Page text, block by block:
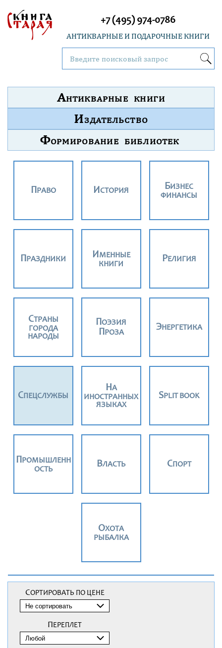
АНТИКВАРНЫЕ И ПОДАРОЧНЫЕ КНИГИ
+7 (495) 974-0786
АНТИКВАРНЫЕ КНИГИ
ИЗДАТЕЛЬСТВО
ФОРМИРОВАНИЕ БИБЛИОТЕК
ПРАВО ИСТОРИЯ БИЗНЕС
ФИНАНСЫ
ПРАЗДНИКИ ИМЕННЫЕ
КНИГИ
РЕЛИГИЯ
СТРАНЫ
ГОРОДА
НАРОДЫ
ПОЭЗИЯ
ПРОЗА
ЭНЕРГЕТИКА
СПЕЦСЛУЖБЫ
НА
ИНОСТРАННЫХ
ЯЗЫКАХ
SPLIT BOOK
ПРОМЫШЛЕНН
ОСТЬ
ВЛАСТЬ СПОРТ
ОХОТА
РЫБАЛКА
СОРТИРОВАТЬ ПО ЦЕНЕ
ПЕРЕПЛЕТ